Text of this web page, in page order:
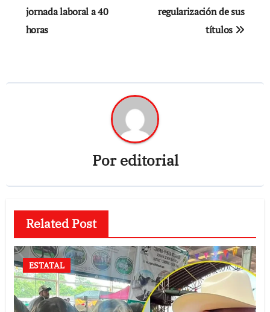
jornada laboral a 40
horas
regularización de sus
títulos
Poreditorial
Related Post
ESTATAL